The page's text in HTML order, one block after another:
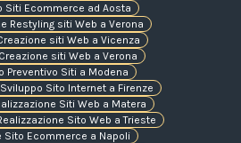
Siti Ecommerce ad Aosta
Restyling siti Web a Verona
siti Web a Vicenza
siti Web a Verona
Preventivo Siti a Modena
Sito Internet a Firenze
Siti Web a Matera
Sito Web a Trieste
Sito Ecommerce a Napoli